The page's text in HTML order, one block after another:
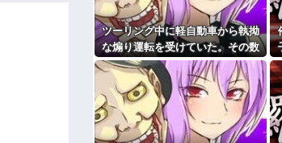
たときに、ゲーム機が壊れた。親は
恥をかいてる理由がこれ・・・
レるｗｗｗｗｗｗｗｗｗ
フィギュアがヤバすぎるｗｗｗｗｗｗ
でよ！」キチママ『そこに金庫があっ
兄「泥は出てけ！二度と来るな！」結
たら、甘い
【急増】
東大調査「
私が入院
るの？うち
Ａちゃん
んちだけ。
い」→Ａマ
こども園
上に石を落
ツーリング中に軽自動車から執拗
な煽り運転を受けていた。その数
分後、思わぬ結末を目撃すること
になり…